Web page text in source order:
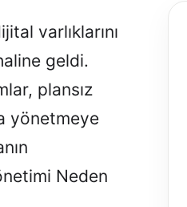
varlıklarını
geldi.
plansız
yönetmeye
Neden